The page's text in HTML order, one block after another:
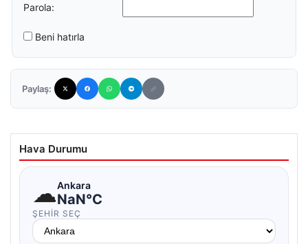
Parola:
Beni hatırla
Paylaş:
Hava Durumu
☁Ankara
NaN°C
ŞEHIR SEÇ